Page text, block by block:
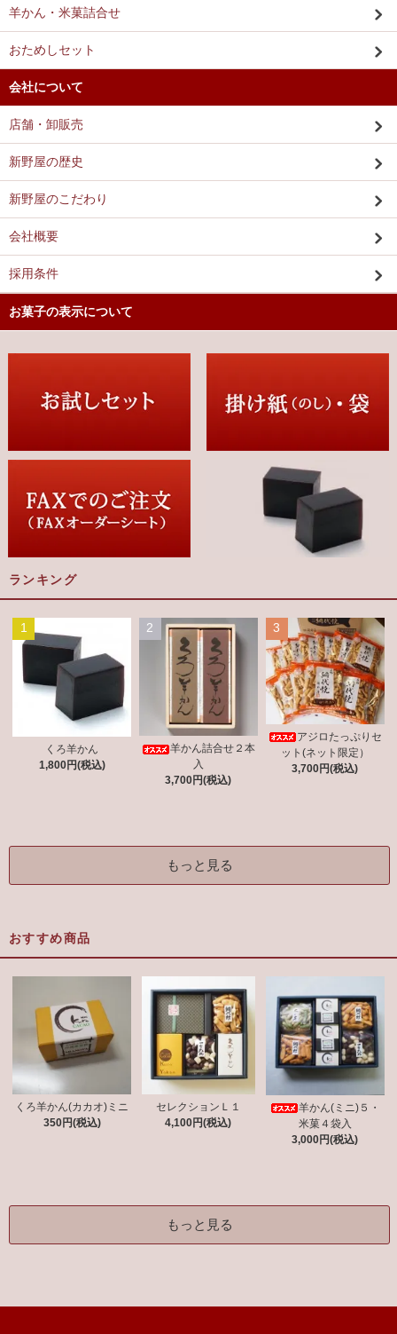
羊かん・米菓詰合せ
おためしセット
会社について
店舗・卸販売
新野屋の歴史
新野屋のこだわり
会社概要
採用条件
お菓子の表示について
ランキング
1
くろ羊かん
1,800円(税込)
2
羊かん詰合せ２本
入
3,700円(税込)
3
アジロたっぷりセ
ット(ネット限定）
3,700円(税込)
もっと見る
おすすめ商品
くろ羊かん(カカオ)ミニ
350円(税込)
セレクションＬ１
4,100円(税込)
羊かん(ミニ)５・
米菓４袋入
3,000円(税込)
もっと見る